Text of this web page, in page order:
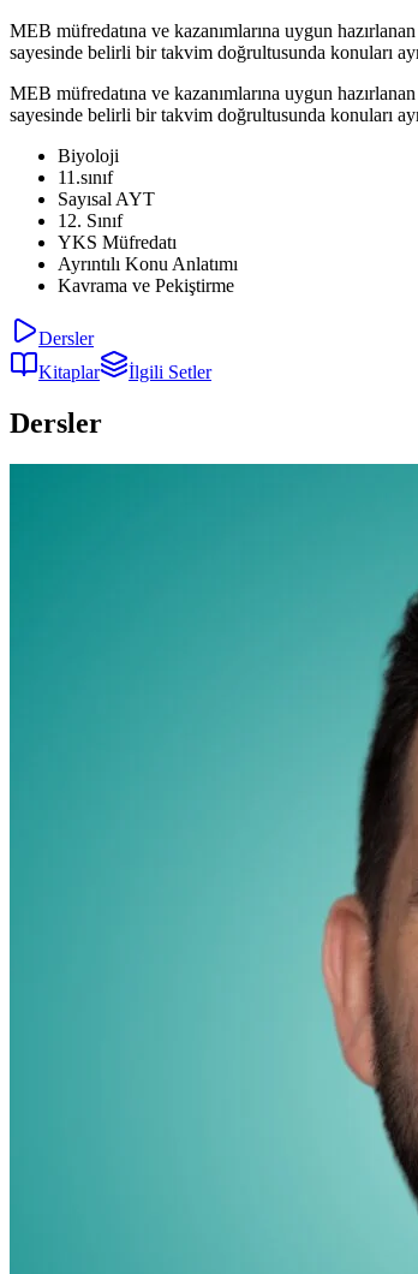
MEB müfredatına ve kazanımlarına uygun
sayesinde belirli bir takvim doğrultusunda konuları
MEB müfredatına ve kazanımlarına uygun
sayesinde belirli bir takvim doğrultusunda konuları
Biyoloji
11.sınıf
Sayısal AYT
12. Sınıf
YKS Müfredatı
Ayrıntılı Konu Anlatımı
Kavrama ve Pekiştirme
Dersler
Kitaplar
İlgili Setler
Dersler